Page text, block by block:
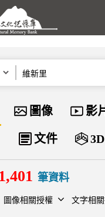
塊
資料類
圖像 影
文件 3D
1,401 筆資料
圖像相關授權 文字相